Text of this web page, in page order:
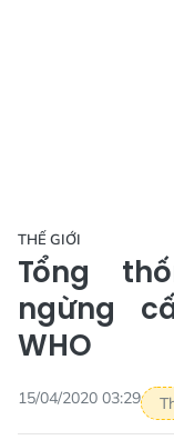
THẾ GIỚI
Tổng
ngừng
WHO
15/04/2020 03:29